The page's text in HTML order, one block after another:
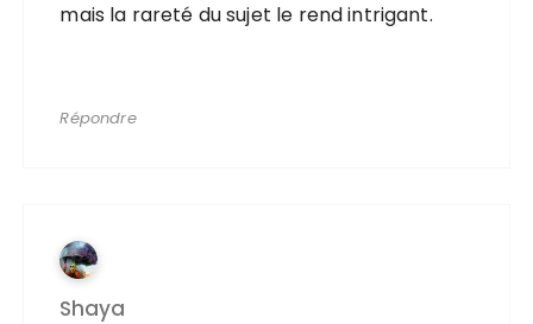
mais la rareté du sujet le rend intrigant.
Répondre
Shaya